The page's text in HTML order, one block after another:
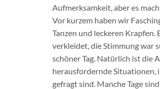
Aufmerksamkeit, aber es
Vor kurzem haben wir
Tanzen und leckeren Krapfen.
verkleidet, die Stimmung war
schöner Tag. Natürlich ist die
herausfordernde Situationen,
gefragt sind. Manche Tage